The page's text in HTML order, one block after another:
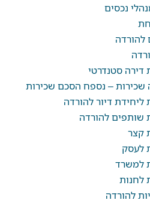
נכסים
להורדה
דירה סטנדרטי
שכירות – נספח הסכם שכירות
ליחידת דיור להורדה
שותפים להורדה
קצר
לעסק
למשרד
לחנות
להורדה